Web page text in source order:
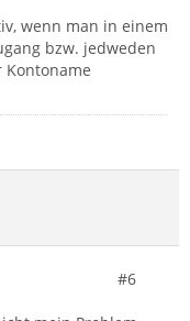
wenn man in einem
bzw. jedweden
#6